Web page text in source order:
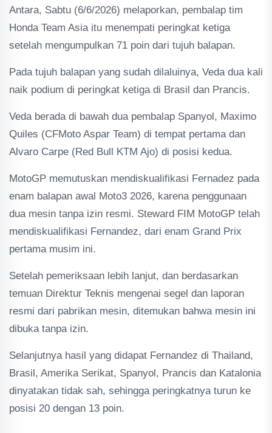
Antara, Sabtu (6/6/2026) melaporkan, pembalap tim
Honda Team Asia itu menempati peringkat ketiga
setelah mengumpulkan 71 poin dari tujuh balapan.
Pada tujuh balapan yang sudah dilaluinya, Veda dua kali
naik podium di peringkat ketiga di Brasil dan Prancis.
Veda berada di bawah dua pembalap Spanyol, Maximo
Quiles (CFMoto Aspar Team) di tempat pertama dan
Alvaro Carpe (Red Bull KTM Ajo) di posisi kedua.
MotoGP memutuskan mendiskualifikasi Fernadez pada
enam balapan awal Moto3 2026, karena penggunaan
dua mesin tanpa izin resmi. Steward FIM MotoGP telah
mendiskualifikasi Fernandez, dari enam Grand Prix
pertama musim ini.
Setelah pemeriksaan lebih lanjut, dan berdasarkan
temuan Direktur Teknis mengenai segel dan laporan
resmi dari pabrikan mesin, ditemukan bahwa mesin ini
dibuka tanpa izin.
Selanjutnya hasil yang didapat Fernandez di Thailand,
Brasil, Amerika Serikat, Spanyol, Prancis dan Katalonia
dinyatakan tidak sah, sehingga peringkatnya turun ke
posisi 20 dengan 13 poin.